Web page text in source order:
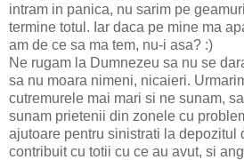
intram in panica, nu sarim pe
termine totul. Iar daca pe mine ma
am de ce sa ma tem, nu-i asa? :)
Ne rugam la Dumnezeu sa nu se
sa nu moara nimeni, nicaieri.
cutremurele mai mari si ne sunam,
sunam prietenii din zonele cu
ajutoare pentru sinistrati la depozitul
contribuit cu totii cu ce au avut, si